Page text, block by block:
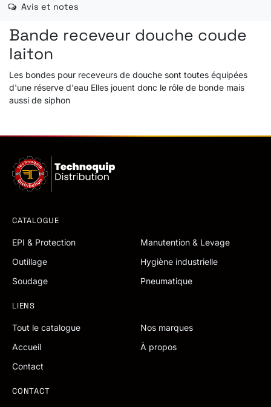
Avis et notes
Bande receveur douche coude
laiton
Les bondes pour receveurs de douche sont toutes équipées
d'une réserve d'eau Elles jouent donc le rôle de bonde mais
aussi de siphon
CATALOGUE
EPI & Protection
Manutention & Levage
Outillage
Hygiène industrielle
Soudage
Pneumatique
LIENS
Tout le catalogue
Nos marques
Accueil
À propos
Contact
CONTACT